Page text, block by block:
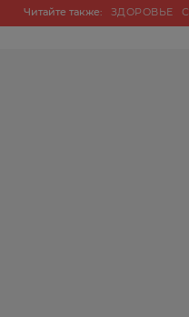
Читайте также: ЗДОРОВЬЕ